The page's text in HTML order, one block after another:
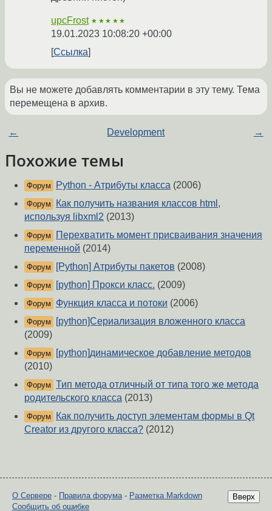
upcFrost ★★★★★
19.01.2023 10:08:20 +00:00
Ссылка
Вы не можете добавлять комментарии в эту тему. Тема
перемещена в архив.
← Development →
Похожие темы
Форум Python - Атрибуты класса (2006)
Форум
Как получить названия классов html,
используя libxml2 (2013)
Форум
Перехватить момент присваивания значения
переменной (2014)
Форум [Python] Атрибуты пакетов (2008)
Форум [python] Прокси класс. (2009)
Форум Функция класса и потоки (2006)
Форум
[python]Сериализация вложенного класса
(2009)
Форум
[python]динамическое добавление методов
(2010)
Форум Тип метода отличный от типа того же метода
родительского класса (2013)
Форум
Как получить доступ элементам формы в Qt
Creator из другого класса? (2012)
Вверх
О Сервере - Правила форума- Разметка Markdown
Сообщить об ошибке